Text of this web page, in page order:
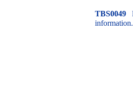
TBS0049
information.